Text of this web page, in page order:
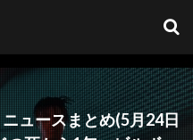
ュースまとめ(5月24日